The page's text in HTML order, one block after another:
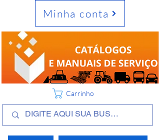
Minha conta
Carrinho